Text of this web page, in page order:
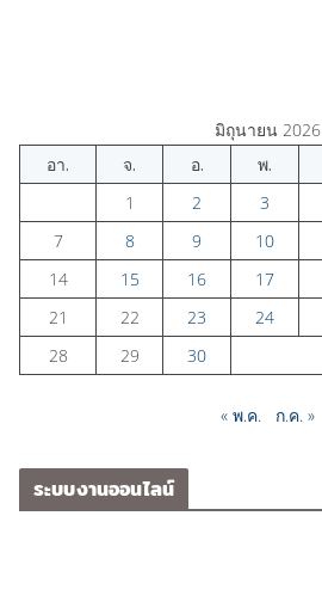
มิถุนายน 2026
อา.
จ. อ. พ.
1
2 3
7
8 9 10
14
15 16 17
21
22 23 24
28
29 30
« พ.ค. ก.ค. »
ระบบงานออนไลน์